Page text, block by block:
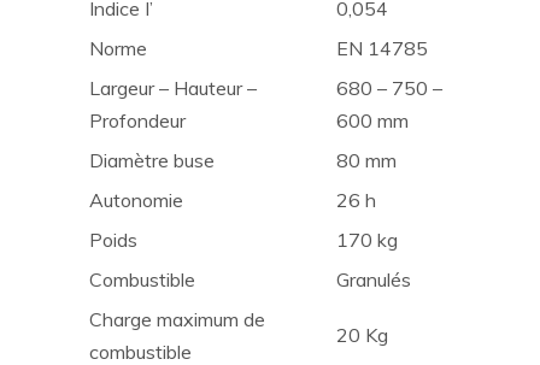
Indice I’
0,054
Norme
EN 14785
Largeur – Hauteur –
Profondeur
680 – 750 –
600 mm
Diamètre buse
80 mm
Autonomie
26 h
Poids
170 kg
Combustible
Granulés
Charge maximum de
combustible
20 Kg